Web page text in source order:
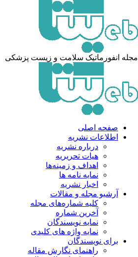
انفورماتیک سلامت و زیست پزشکی
صفحه اصلی
اطلاعات نشریه
درباره نشریه
هیات تحریریه
اهداف و زمینه‌ها
نمایه نامه ها
اخبار نشریه
آرشیو مجله و مقالات
کلیه شماره‌های مجله
آخرین شماره
نمایه نویسندگان
نمایه واژه های کلیدی
برای نویسندگان
راهنمای نگارش مقاله